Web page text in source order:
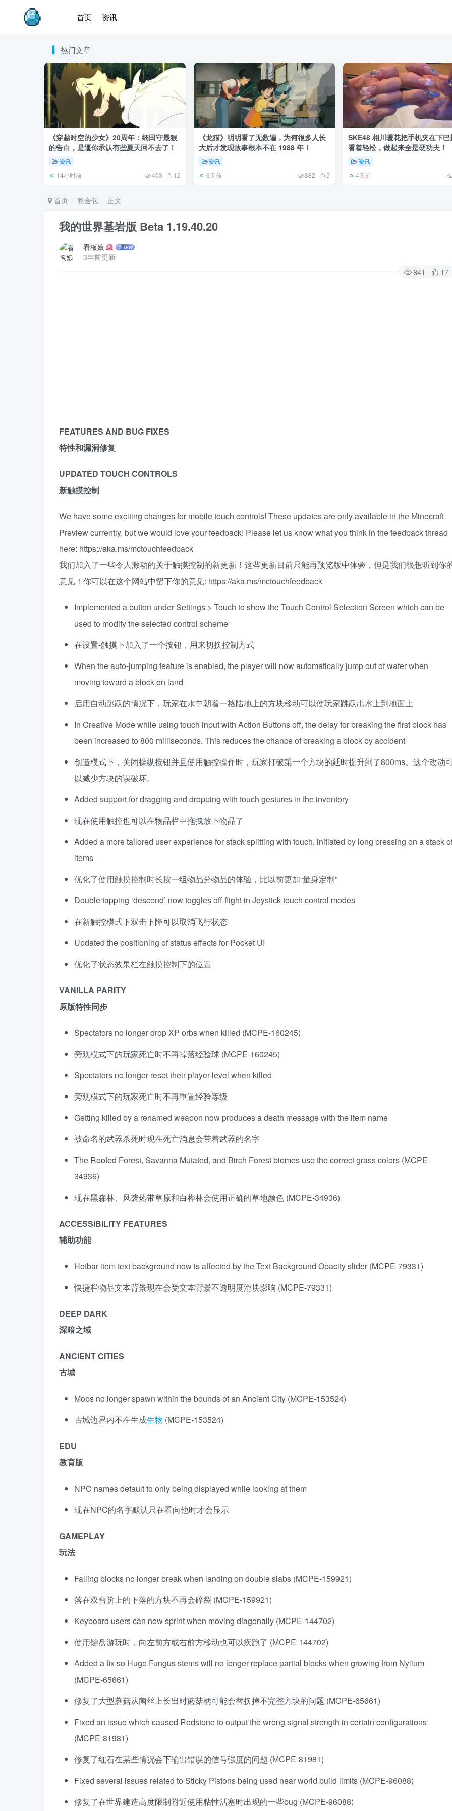
首页 资讯
热门文章
《穿越时空的少女》20周年：细田守最狠
的告白，是逼你承认有些夏天回不去了！
资讯
14小时前 403 12
《龙猫》明明看了无数遍，为何很多人长
大后才发现故事根本不在 1988 年！
资讯
6天前 382 5
SKE48 相川暖花把手机夹在下
看着轻松，做起来全是硬功夫！
资讯
4天前
首页 整合包 正文
我的世界基岩版 Beta 1.19.40.20
看板娘
3年前更新
841 17
FEATURES AND BUG FIXES
特性和漏洞修复
UPDATED TOUCH CONTROLS
新触摸控制
We have some exciting changes for mobile touch controls! These updates are only available in the Minecraft
Preview currently, but we would love your feedback! Please let us know what you think in the feedback thread
here: https://aka.ms/mctouchfeedback
我们加入了一些令人激动的关于触摸控制的新更新！这些更新目前只能再预览版中体验，但是我们很想听到你
意见！你可以在这个网站中留下你的意见: https://aka.ms/mctouchfeedback
Implemented a button under Settings > Touch to show the Touch Control Selection Screen which can be
used to modify the selected control scheme
在设置-触摸下加入了一个按钮，用来切换控制方式
When the auto-jumping feature is enabled, the player will now automatically jump out of water when
moving toward a block on land
启用自动跳跃的情况下，玩家在水中朝着一格陆地上的方块移动可以使玩家跳跃出水上到地面上
In Creative Mode while using touch input with Action Buttons off, the delay for breaking the first block has
been increased to 800 milliseconds. This reduces the chance of breaking a block by accident
创造模式下，关闭操纵按钮并且使用触控操作时，玩家打破第一个方块的延时提升到了800ms。这个改动
以减少方块的误破坏。
Added support for dragging and dropping with touch gestures in the inventory
现在使用触控也可以在物品栏中拖拽放下物品了
Added a more tailored user experience for stack splitting with touch, initiated by long pressing on a stack
items
优化了使用触摸控制时长按一组物品分物品的体验，比以前更加“量身定制”
Double tapping ‘descend’ now toggles off flight in Joystick touch control modes
在新触控模式下双击下降可以取消飞行状态
Updated the positioning of status effects for Pocket UI
优化了状态效果栏在触摸控制下的位置
VANILLA PARITY
原版特性同步
Spectators no longer drop XP orbs when killed (MCPE-160245)
旁观模式下的玩家死亡时不再掉落经验球 (MCPE-160245)
Spectators no longer reset their player level when killed
旁观模式下的玩家死亡时不再重置经验等级
Getting killed by a renamed weapon now produces a death message with the item name
被命名的武器杀死时现在死亡消息会带着武器的名字
The Roofed Forest, Savanna Mutated, and Birch Forest biomes use the correct grass colors (MCPE-
34936)
现在黑森林、风袭热带草原和白桦林会使用正确的草地颜色 (MCPE-34936)
ACCESSIBILITY FEATURES
辅助功能
Hotbar item text background now is affected by the Text Background Opacity slider (MCPE-79331)
快捷栏物品文本背景现在会受文本背景不透明度滑块影响 (MCPE-79331)
DEEP DARK
深暗之域
ANCIENT CITIES
古城
Mobs no longer spawn within the bounds of an Ancient City (MCPE-153524)
古城边界内不在生成生物 (MCPE-153524)
EDU
教育版
NPC names default to only being displayed while looking at them
现在NPC的名字默认只在看向他时才会显示
GAMEPLAY
玩法
Falling blocks no longer break when landing on double slabs (MCPE-159921)
落在双台阶上的下落的方块不再会碎裂 (MCPE-159921)
Keyboard users can now sprint when moving diagonally (MCPE-144702)
使用键盘游玩时，向左前方或右前方移动也可以疾跑了 (MCPE-144702)
Added a fix so Huge Fungus stems will no longer replace partial blocks when growing from Nylium
(MCPE-65661)
修复了大型蘑菇从菌丝上长出时蘑菇柄可能会替换掉不完整方块的问题 (MCPE-65661)
Fixed an issue which caused Redstone to output the wrong signal strength in certain configurations
(MCPE-81981)
修复了红石在某些情况会下输出错误的信号强度的问题 (MCPE-81981)
Fixed several issues related to Sticky Pistons being used near world build limits (MCPE-96088)
修复了在世界建造高度限制附近使用粘性活塞时出现的一些bug (MCPE-96088)